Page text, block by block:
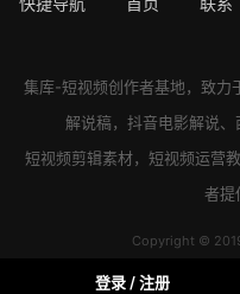
集库-短视频创作者基地，致力
解说稿， 抖音电影解说、
短视频剪辑素材，短视频运营
者提
Copyright ©
登录 / 注册